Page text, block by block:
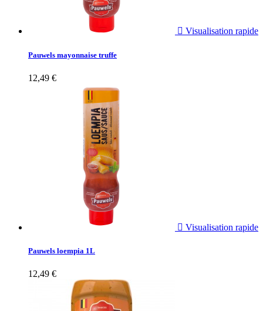
 Visualisation rapide
Pauwels mayonnaise truffe
12,49 €
 Visualisation rapide
Pauwels loempia 1L
12,49 €